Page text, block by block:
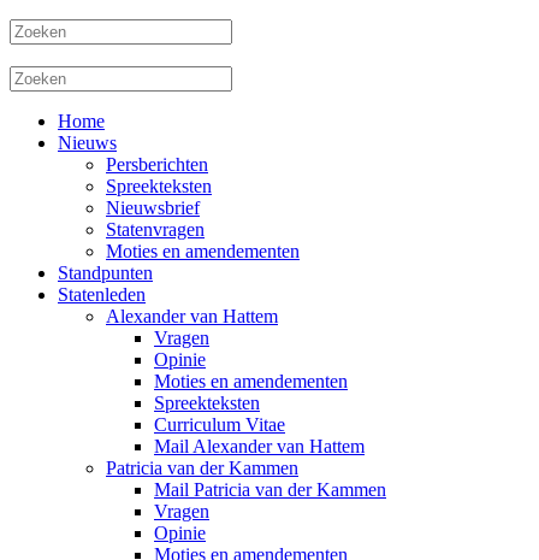
Home
Nieuws
Persberichten
Spreekteksten
Nieuwsbrief
Statenvragen
Moties en amendementen
Standpunten
Statenleden
Alexander van Hattem
Vragen
Opinie
Moties en amendementen
Spreekteksten
Curriculum Vitae
Mail Alexander van Hattem
Patricia van der Kammen
Mail Patricia van der Kammen
Vragen
Opinie
Moties en amendementen